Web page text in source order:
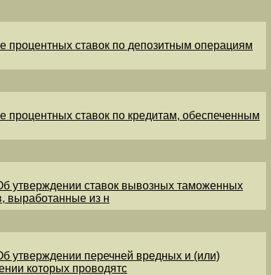
процентных ставок по депозитным операциям
процентных ставок по кредитам, обеспеченным
утверждении ставок вывозных таможенных
выработанные из н
утверждении перечней вредных и (или)
которых проводятс